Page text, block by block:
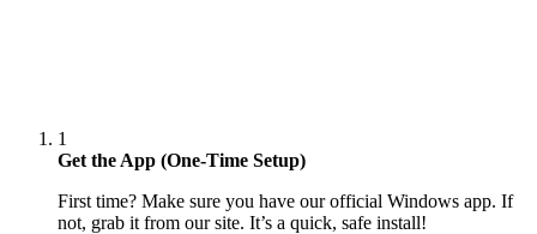
1
Get the App (One-Time Setup)
First time? Make sure you have our official Windows app. If
not, grab it from our site. It’s a quick, safe install!